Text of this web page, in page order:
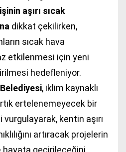
aşırı sıcak
dikkat çekilirken,
sıcak hava
etkilenmesi için yeni
hedefleniyor.
, iklim kaynaklı
ertelenemeyecek bir
kentin aşırı
artıracak projelerin
geçirileceğini